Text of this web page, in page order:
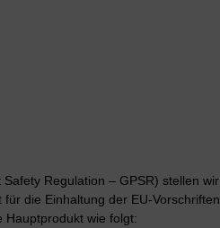
Regulation – GPSR) stellen wir
die Einhaltung der EU-Vorschriften
Hauptprodukt wie folgt: